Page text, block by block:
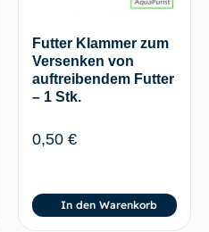
Futter Klammer zum
Versenken von
auftreibendem Futter
– 1 Stk.
0,50 €
In den Warenkorb